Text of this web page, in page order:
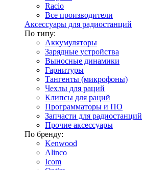
Racio
Все производители
Аксессуары для радиостанций
По типу:
Аккумуляторы
Зарядные устройства
Выносные динамики
Гарнитуры
Тангенты (микрофоны)
Чехлы для раций
Клипсы для раций
Программаторы и ПО
Запчасти для радиостанций
Прочие аксессуары
По бренду:
Kenwood
Alinco
Icom